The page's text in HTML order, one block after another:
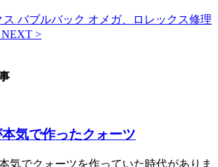
ス バブルバック オメガ、ロレックス修理
>
気で作ったクォーツ
気でクォーツを作っていた時代がありま